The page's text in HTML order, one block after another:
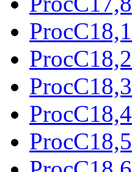
ProcC18,1
ProcC18,2
ProcC18,3
ProcC18,4
ProcC18,5